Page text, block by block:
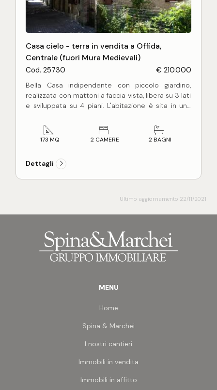
Casa cielo - terra in vendita a Offida,
Centrale (fuori Mura Medievali)
Cod. 25730 € 210.000
Bella Casa indipendente con piccolo giardino,
realizzata con mattoni a faccia vista, libera su 3 lati
e sviluppata su 4 piani. L'abitazione è sita in una
meravigliosa e storica città di Offida, raggiungibile
comodamente a piedi. Dal terrazzo dell'ultimo
La casa è composta da: piano seminterrato di mq
circa dal quale si accede autonomamente sulla
58 circa - due grandi camere da letto e bagno;
piano secondo ed ultimo di mq 41 circa (h. 0,70-
2,20) e terrazzo di mq 17 circa. L'immobile ora si
recentemente ulteriormente ammodernato in
in un posto estremamente affascinante, ricco di
173 MQ 2 CAMERE 2 BAGNI
Dettagli
Ultimo aggiornamento 22/11/2021
MENU
Home
Spina & Marchei
I nostri cantieri
Immobili in vendita
Immobili in affitto